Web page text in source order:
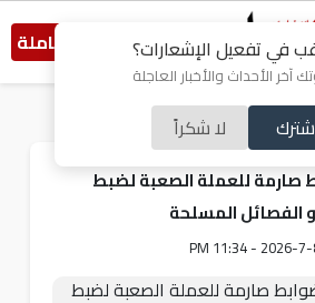
في تفعيل الإشعارات؟
آخر الأحداث والأخبار العاجلة
لا شكراً
النسخة الكاملة
دولي
صارمة للعملة الصعبة لضبط
الفصائل المسلحة